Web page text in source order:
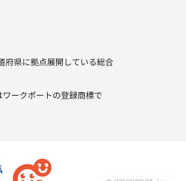
府県に拠点展開している総合
ワークポートの登録商標で